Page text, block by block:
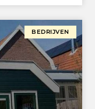
BEDRIJVEN